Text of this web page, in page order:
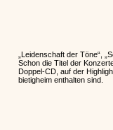
„Leidenschaft der Töne“,
Schon die Titel der
Doppel-CD, auf der
bietigheim enthalten sind.